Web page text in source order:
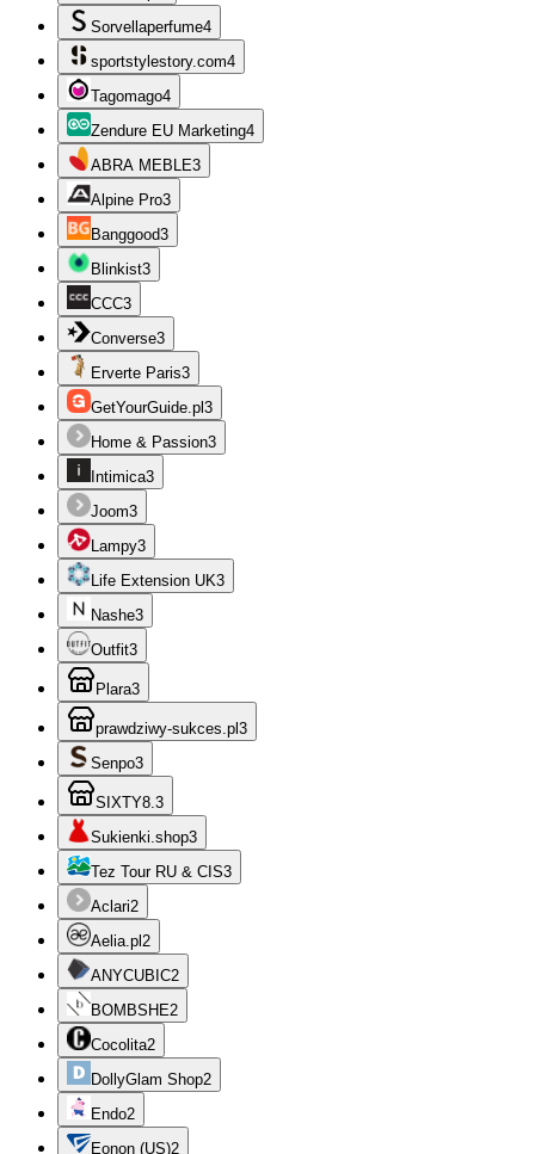
Sorvellaperfume4
sportstylestory.com4
Tagomago4
Zendure EU Marketing4
ABRA MEBLE3
Alpine Pro3
Banggood3
Blinkist3
CCC3
Converse3
Erverte Paris3
GetYourGuide.pl 3
Home & Passion3
Intimica3
Joom3
Lampy3
Life Extension UK3
Nashe3
Outfit3
Plara3
prawdziwy-sukces.pl 3
Senpo3
SIXTY8. 3
Sukienki.shop3
Tez Tour RU & CIS3
Aclari2
Aelia.pl 2
ANYCUBIC2
BOMBSHE2
Cocolita2
DollyGlam Shop2
Endo2
Eonon (US)2